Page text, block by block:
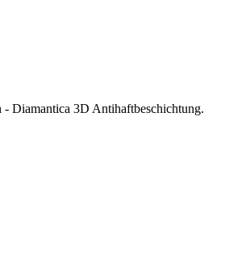
Diamantica 3D Antihaftbeschichtung.